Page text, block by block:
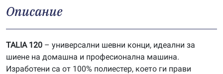
Описание
TALIA 120 – универсални шевни конци, идеални за
шиене на домашна и професионална машина.
Изработени са от 100% полиестер, което ги прави